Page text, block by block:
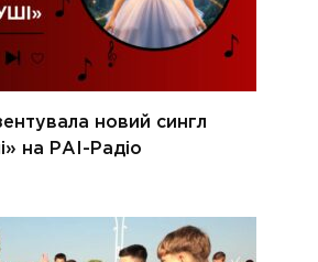
новий сингл
на РАІ-Радіо